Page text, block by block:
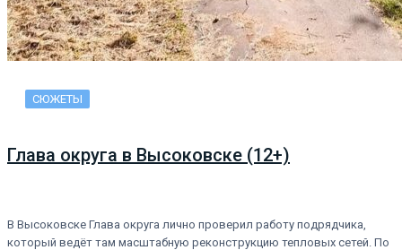
СЮЖЕТЫ
Глава округа в Высоковске (12+)
В Высоковске Глава округа лично проверил работу подрядчика,
который ведёт там масштабную реконструкцию тепловых сетей. По